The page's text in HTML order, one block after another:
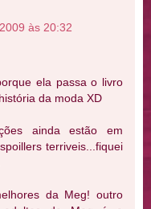
às 20:32
ela passa o livro
da moda XD
ainda estão em
terriveis...fiquei
da Meg! outro